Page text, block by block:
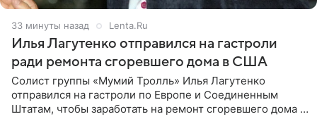
34 минуты назад Lenta.Ru
Илья Лагутенко отправился на гастроли
ради ремонта сгоревшего дома в США
Солист группы «Мумий Тролль» Илья Лагутенко
отправился на гастроли по Европе и Соединенным
Штатам, чтобы заработать на ремонт сгоревшего дома в